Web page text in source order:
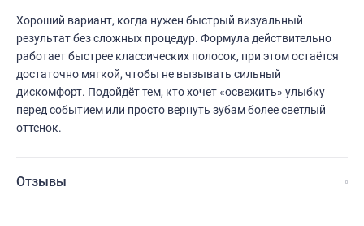
Хороший вариант, когда нужен быстрый визуальный
результат без сложных процедур. Формула действительно
работает быстрее классических полосок, при этом остаётся
достаточно мягкой, чтобы не вызывать сильный
дискомфорт. Подойдёт тем, кто хочет «освежить» улыбку
перед событием или просто вернуть зубам более светлый
оттенок.
Отзывы